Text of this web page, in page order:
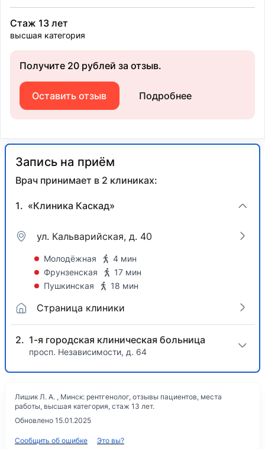
Стаж 13 лет
высшая категория
Получите 20 рублей за отзыв.
Оставить отзыв Подробнее
Запись на приём
Врач принимает в 2 клиниках:
«Клиника Каскад»
ул. Кальварийская, д. 40
Молодёжная
4 мин
Фрунзенская
17 мин
Пушкинская
18 мин
Страница клиники
1-я городская клиническая больница
просп. Независимости, д. 64
Лишик Л. А. , Минск: рентгенолог, отзывы пациентов, места
работы, высшая категория, стаж 13 лет.
Обновлено 15.01.2025
Сообщить об ошибке Это вы?